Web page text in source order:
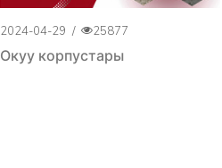
2024-04-29 / 25877
Окуу корпустары